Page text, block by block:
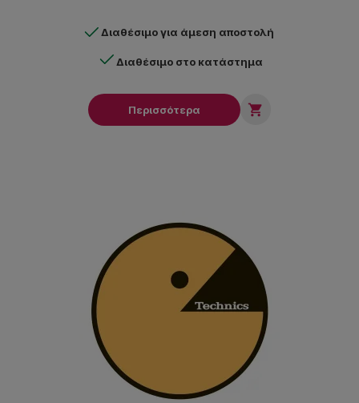
Διαθέσιμο για άμεση αποστολή
Διαθέσιμο στο κατάστημα
Περισσότερα 